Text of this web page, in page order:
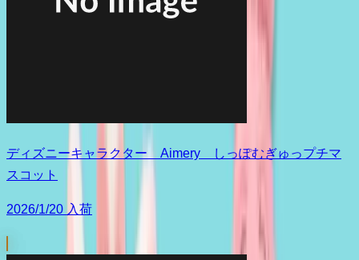
ディズニーキャラクター Aimery しっぽむぎゅっプチマ
スコット
2026/1/20 入荷